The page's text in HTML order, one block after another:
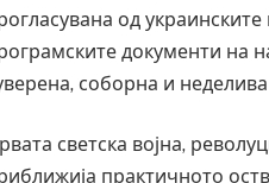
од
документи на
соборна и
светска војна,
практичното